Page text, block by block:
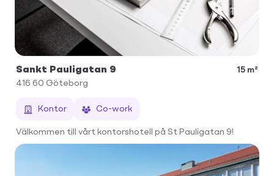
Sankt Pauligatan 9
15 m²
416 60 Göteborg
Kontor Co-work
Välkommen till vårt kontorshotell på St Pauligatan 9!